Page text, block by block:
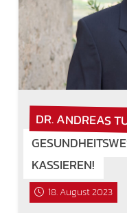
DR. ANDREAS
KASSIEREN!
18. August 2023